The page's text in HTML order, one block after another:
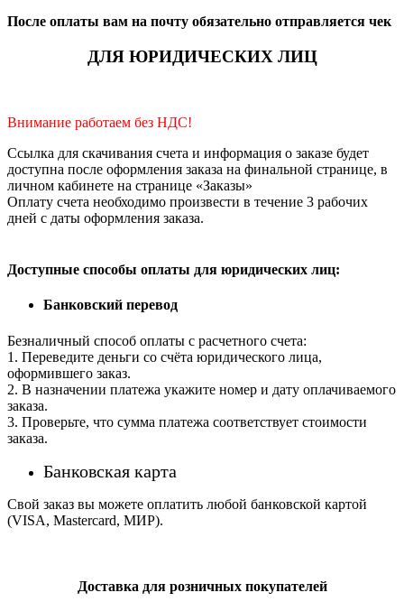
После оплаты вам на почту обязательно отправляется чек
ДЛЯ ЮРИДИЧЕСКИХ ЛИЦ
Внимание работаем без НДС!
Ссылка для скачивания счета и информация о заказе будет
доступна после оформления заказа на финальной странице, в
личном кабинете на странице «Заказы»
Оплату счета необходимо произвести в течение 3 рабочих
дней с даты оформления заказа.
Доступные способы оплаты для юридических лиц:
Банковский перевод
Безналичный способ оплаты с расчетного счета:
1. Переведите деньги со счёта юридического лица,
оформившего заказ.
2. В назначении платежа укажите номер и дату оплачиваемого
заказа.
3. Проверьте, что сумма платежа соответствует стоимости
заказа.
Банковская карта
Свой заказ вы можете оплатить любой банковской картой
(VISA, Mastercard, МИР).
Доставка для розничных покупателей